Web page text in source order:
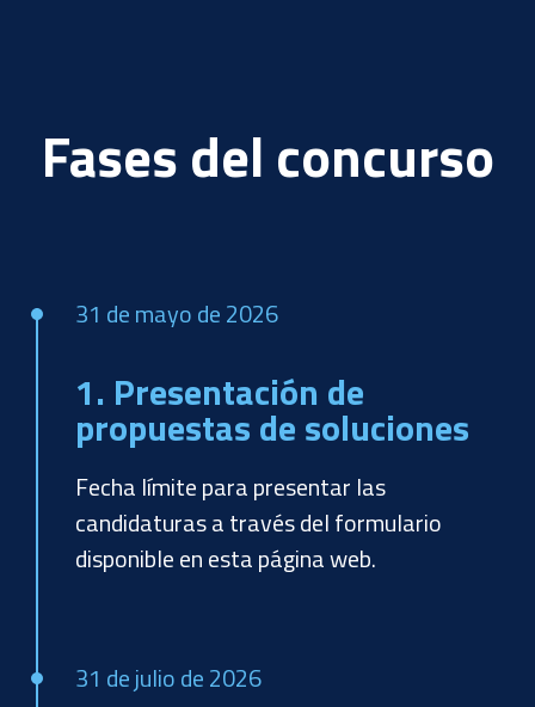
Fases del concurso
31 de mayo de 2026
1. Presentación de
propuestas de soluciones
Fecha límite para presentar las
candidaturas a través del formulario
disponible en esta página web.
31 de julio de 2026